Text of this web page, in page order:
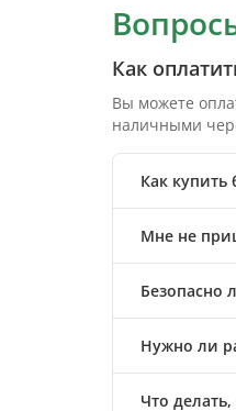
Как
Вы можете
наличными
Как купить
Мне не
Безопасно
Нужно ли
Что делать,